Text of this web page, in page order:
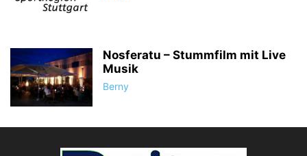
Nosferatu – Stummfilm mit Live
Musik
Berny